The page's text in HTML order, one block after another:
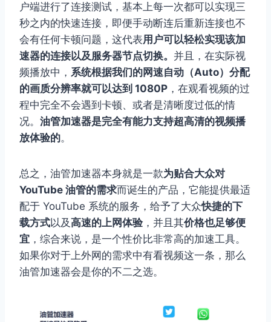
户端进行了连接测试，基本上每一次都可以实现三
秒之内的快速连接，即便手动断连后重新连接也不
会有任何卡顿问题，这代表用户可以轻松实现该加
速器的连接以及服务器节点切换。 并且，在实际视
频播放中， 系统根据我们的网速自动（Auto）分配
的画质分辨率就可以达到 1080P ，在观看视频的过
程中完全不会遇到卡顿、或者是清晰度过低的情
况。 油管加速器是完全有能力支持超高清的视频播
放体验的。
总之，油管加速器本身就是一款为贴合大众对
YouTube 油管的需求而诞生的产品，它能提供最适
配于 YouTube 系统的服务，给予了大众快捷的下
载方式以及高速的上网体验，并且其价格也足够便
宜 ，综合来说，是一个性价比非常高的加速工具。
如果你对于上外网的需求中有看视频这一条，那么
油管加速器会是你的不二之选。